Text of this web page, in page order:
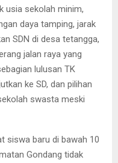
usia sekolah minim,
daya tamping, jarak
SDN di desa tetangga,
jalan raya yang
lulusan TK
ke SD, dan pilihan
swasta meski
siswa baru di bawah 10
Gondang tidak